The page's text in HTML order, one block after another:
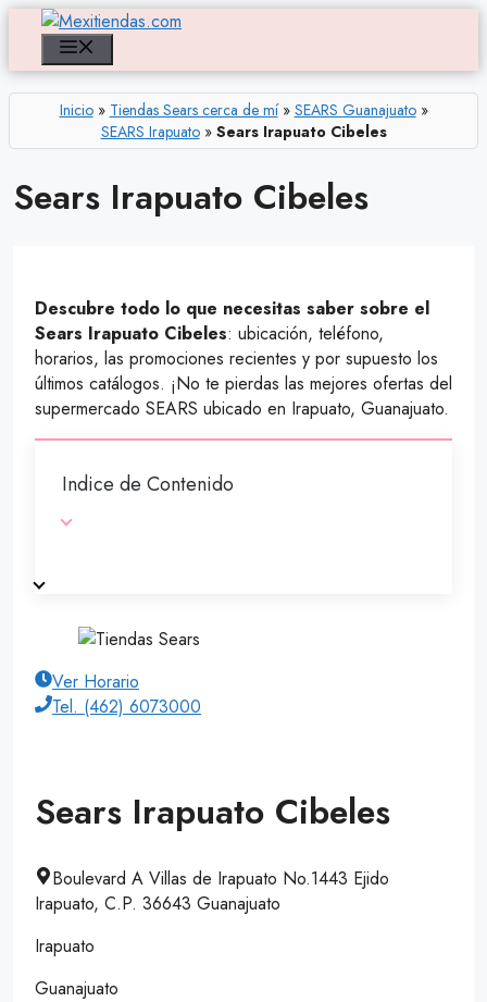
Saltar
contenido
Inicio» Tiendas Sears cerca de mí» SEARS Guanajuato»
SEARS Irapuato» Sears Irapuato Cibeles
Sears Irapuato Cibeles
Descubre todo lo que necesitas saber sobre el
Sears Irapuato Cibeles: ubicación, teléfono,
horarios, las promociones recientes y por supuesto los
últimos catálogos. ¡No te pierdas las mejores ofertas del
supermercado SEARS ubicado en Irapuato, Guanajuato.
Indice de Contenido
Ver Horario
Tel. (462) 6073000
Sears Irapuato Cibeles
Boulevard A Villas de Irapuato No.1443 Ejido
Irapuato, C.P. 36643 Guanajuato
Irapuato
Guanajuato